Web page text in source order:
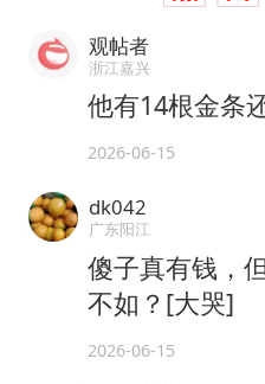
观帖者
浙江嘉兴
他有14根金条
2026-06-15
dk042
广东阳江
傻子真有钱，
不如？[大哭]
2026-06-15